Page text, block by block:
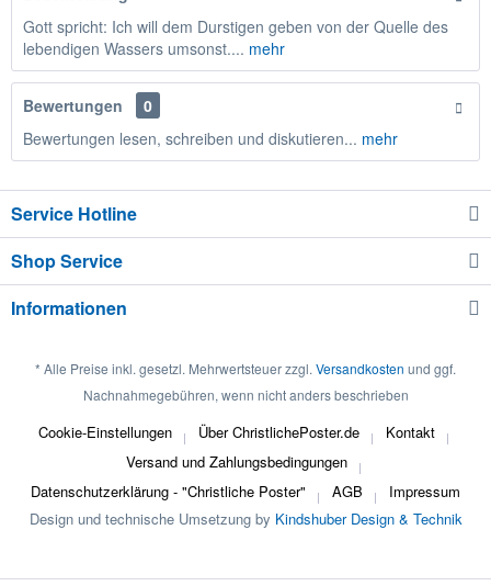
Gott spricht: Ich will dem Durstigen geben von der Quelle des
lebendigen Wassers umsonst.... mehr
Bewertungen
0
Bewertungen lesen, schreiben und diskutieren... mehr
Service Hotline
Shop Service
Informationen
* Alle Preise inkl. gesetzl. Mehrwertsteuer zzgl. Versandkosten und ggf.
Nachnahmegebühren, wenn nicht anders beschrieben
Cookie-Einstellungen Über ChristlichePoster.de
Kontakt
Versand und Zahlungsbedingungen
Datenschutzerklärung - "Christliche Poster"
AGB
Impressum
Design und technische Umsetzung by Kindshuber Design & Technik